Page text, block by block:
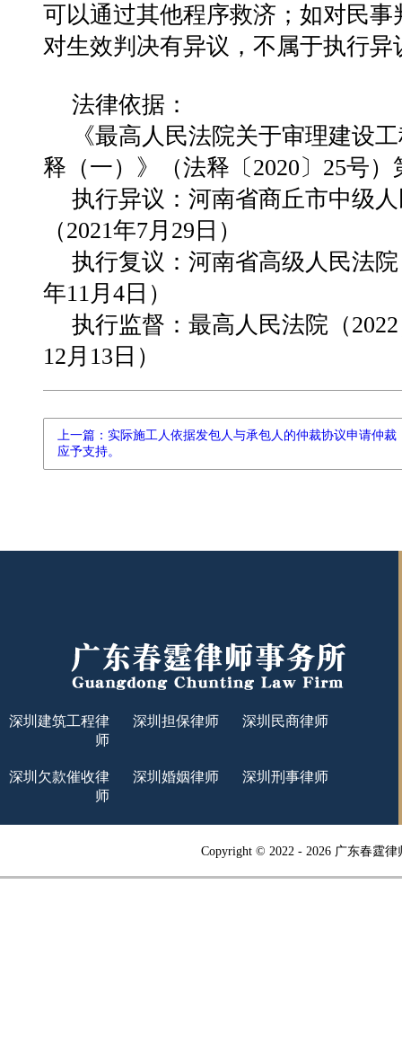
可以通过其他程序救济；如对民
对生效判决有异议，不属于执行
法律依据：
《最高人民法院关于审理建设
释（一）》（法释〔2020〕25号）
执行异议 ：河南省商丘市中级
（2021年7月29日）
执行复议 ：河南省高级人民法
年11月4日）
执行监督 ：最高人民法院（
12月13日）
上一篇：实际施工人依据发包人与承包人的仲裁协议申请仲
应予支持。
深圳建筑工程律
师
深圳担保律师 深圳民商律师
深圳欠款催收律
师
深圳婚姻律师 深圳刑事律师
Copyright © 2022 - 2026 广东春霆